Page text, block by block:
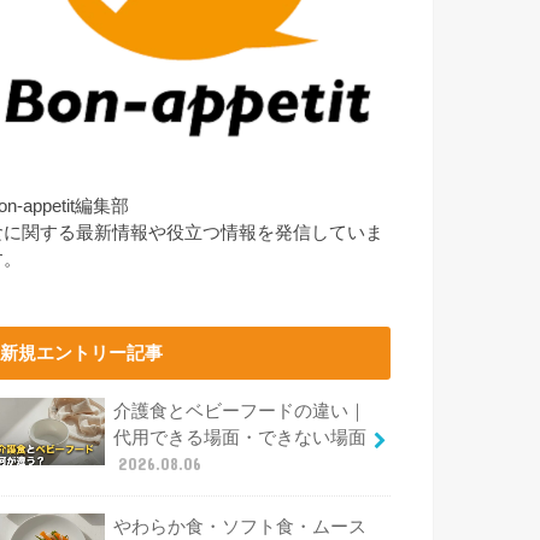
appetit編集部
に関する最新情報や役立つ情報を発信していま
新規エントリー記事
介護食とベビーフードの違い｜
代用できる場面・できない場面
2026.08.06
やわらか食・ソフト食・ムース